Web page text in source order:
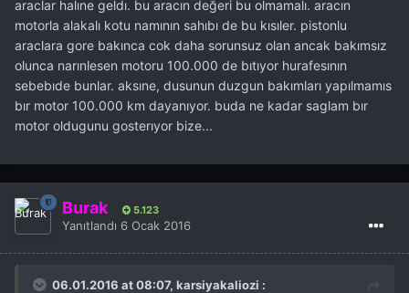
araclar halıne geldı. bu aracın değeri bu olmamalı. aracın
motorla alakalı kotu namının sahıbı de bu kısıler. pistonlu
araclara gore bakınca cok daha sorunsuz olan ancak bakımsız
olunca narınlesen motoru 100.000 de bıtıyor hurafesının
sebebıde bunlar. aksıne, dusunun duzgun bakımları yapılmamıs
bır motor 100.000 km dayanıyor. buda ne kadar saglam bır
motor oldugunu gosterıyor bize...
Burak 5.123
Yanıtlandı 6 Ocak 2016
06.01.2016 at 08:07, karsiyakaliozi :